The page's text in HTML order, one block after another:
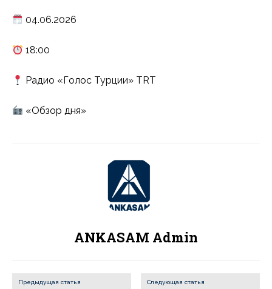
04.06.2026
18:00
Радио «Голос Турции» TRT
«Обзор дня»
ANKASAM Admin
Предыдущая статья Следующая статья